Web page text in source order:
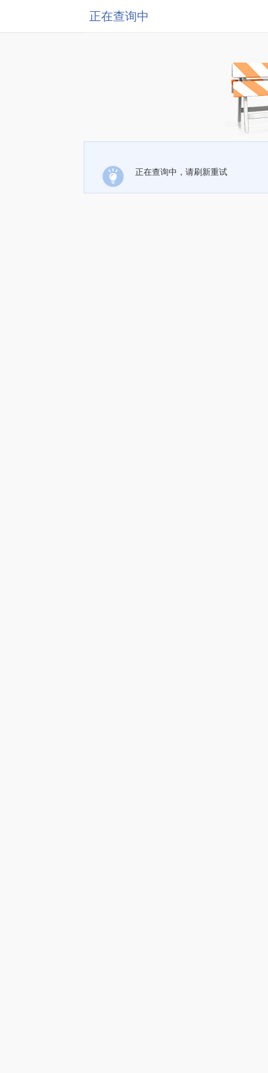
正在查询中
正在查询中，请刷新重试